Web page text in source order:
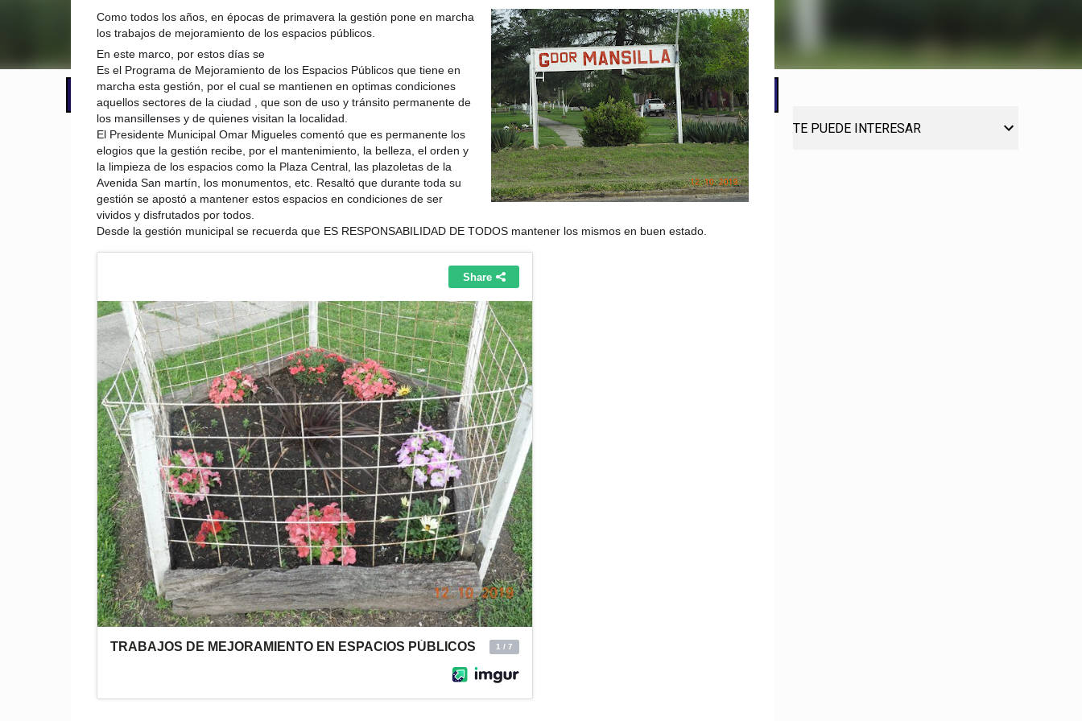
📢 LO ÚLTIMO
Como todos los años, en épocas de primavera la gestión pone en marcha
los trabajos de mejoramiento de los espacios públicos.
En este marco, por estos días se
Es el Programa de Mejoramiento de los Espacios Públicos que tiene en
marcha esta gestión, por el cual se mantienen en optimas condiciones
aquellos sectores de la ciudad
, que son de uso y tránsito permanente de
los mansillenses y de quienes visitan la localidad.
El Presidente Municipal Omar Migueles comentó que es permanente los
elogios que la gestión recibe, por el mantenimiento, la belleza, el orden y
la limpieza de los espacios como la Plaza Central, las plazoletas de la
Avenida San martín, los monumentos, etc. Resaltó que durante toda su
gestión se apostó a mantener estos espacios en condiciones de ser
vividos y disfrutados por todos.
Desde la gestión municipal se recuerda que ES RESPONSABILIDAD DE TODOS mantener los mismos en buen estado.
TE PUEDE INTERESAR